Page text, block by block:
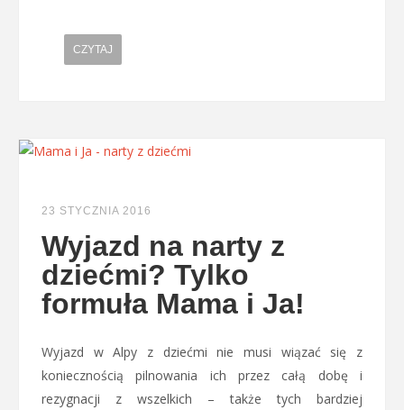
CZYTAJ
23 STYCZNIA 2016
Wyjazd na narty z
dziećmi? Tylko
formuła Mama i Ja!
Wyjazd w Alpy z dziećmi nie musi wiązać się z
koniecznością pilnowania ich przez całą dobę i
rezygnacji z wszelkich – także tych bardziej